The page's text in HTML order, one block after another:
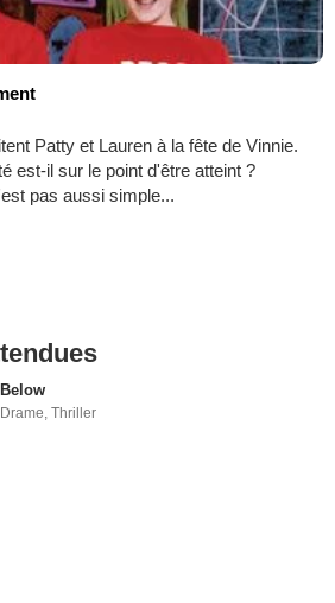
Patty et Lauren à la fête de Vinnie.
est-il sur le point d'être atteint ?
pas aussi simple...
Below
Drame,Thriller